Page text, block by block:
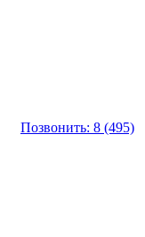
Позвонить: 8 (495)